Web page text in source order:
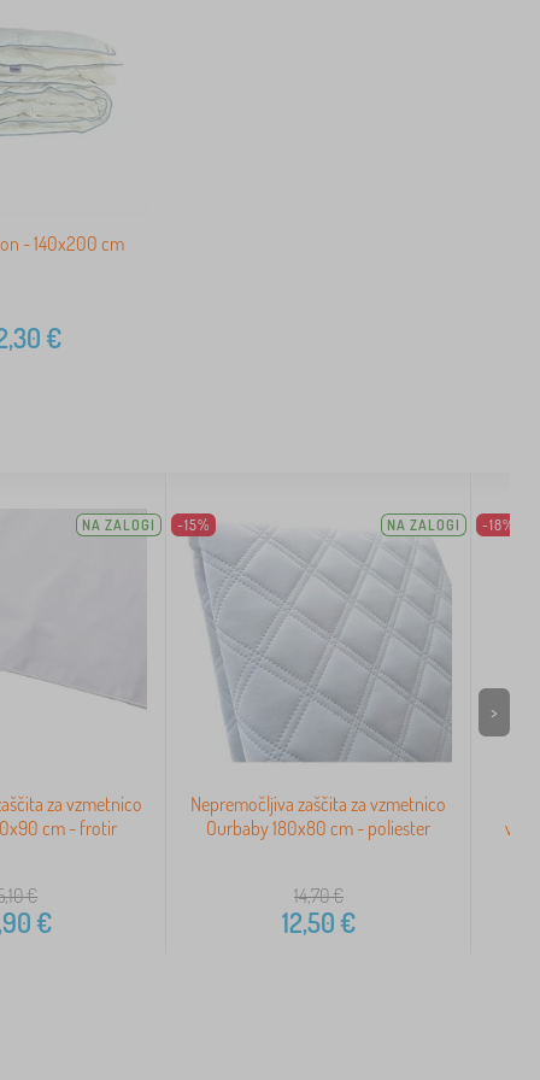
- 140x200 cm
€
NA ZALOGI
za vzmetnico
cm - frotir
€
€
-15% NA ZALOGI
Nepremočljiva zaščita za vzmetnico
Ourbaby 180x80 cm - poliester
14,70€
12,50€
-18%
>